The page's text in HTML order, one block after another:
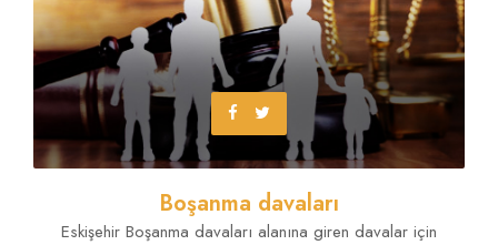
Eskişehir Ceza Hukuku Avukatı yazdı!
Tehdit suçu
TÜMÜNÜ GÖR!
Boşanma davaları
Eskişehir Boşanma davaları alanına giren davalar için